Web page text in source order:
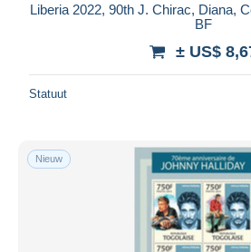
Liberia 2022, 90th J. Chirac, Diana,
BF
± US$
Statuut
Nieuw